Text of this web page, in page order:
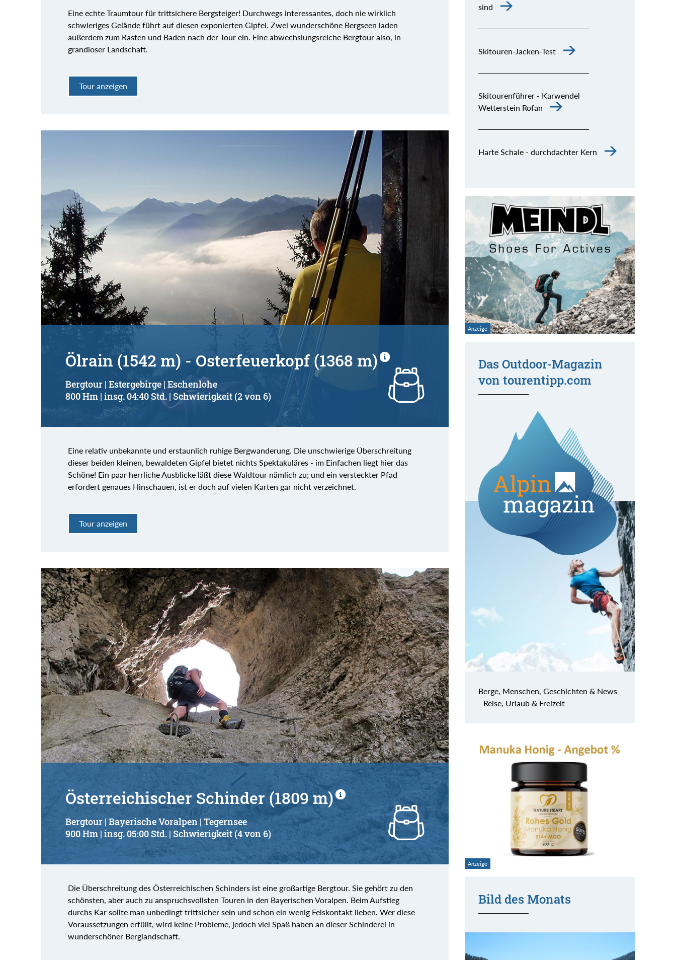
Eine echte Traumtour für trittsichere Bergsteiger! Durchwegs interessantes, doch nie wirklich
schwieriges Gelände führt auf diesen exponierten Gipfel. Zwei wunderschöne Bergseen laden
außerdem zum Rasten und Baden nach der Tour ein. Eine abwechslungsreiche Bergtour also, in
grandioser Landschaft.
Tour anzeigen
Ölrain (1542 m) - Osterfeuerkopf (1368 m)
Bergtour | Estergebirge | Eschenlohe
800 Hm | insg. 04:40 Std. | Schwierigkeit (2 von 6)
Eine relativ unbekannte und erstaunlich ruhige Bergwanderung. Die unschwierige Überschreitung
dieser beiden kleinen, bewaldeten Gipfel bietet nichts Spektakuläres - im Einfachen liegt hier das
Schöne! Ein paar herrliche Ausblicke läßt diese Waldtour nämlich zu; und ein versteckter Pfad
erfordert genaues Hinschauen, ist er doch auf vielen Karten gar nicht verzeichnet.
Tour anzeigen
Österreichischer Schinder (1809 m)
Bergtour | Bayerische Voralpen | Tegernsee
900 Hm | insg. 05:00 Std. | Schwierigkeit (4 von 6)
Die Überschreitung des Österreichischen Schinders ist eine großartige Bergtour. Sie gehört zu den
schönsten, aber auch zu anspruchsvollsten Touren in den Bayerischen Voralpen. Beim Aufstieg
durchs Kar sollte man unbedingt trittsicher sein und schon ein wenig Felskontakt lieben. Wer diese
Voraussetzungen erfüllt, wird keine Probleme, jedoch viel Spaß haben an dieser Schinderei in
wunderschöner Berglandschaft.
sind
Skitouren-Jacken-Test
Skitourenführer - Karwendel
Wetterstein Rofan
Harte Schale - durchdachter Kern
Das Outdoor-Magazin
von tourentipp.com
Berge, Menschen, Geschichten & News
- Reise, Urlaub & Freizeit
Bild des Monats